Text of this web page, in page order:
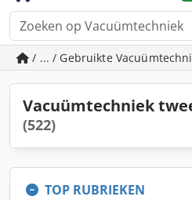
/ ... / Gebruikte
Vacuümtechniek
(522)
TOP RUBRIEKEN